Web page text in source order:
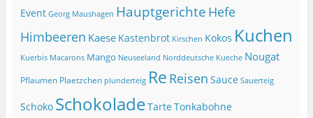
Event Georg Maushagen Hauptgerichte Hefe
Himbeeren Kaese Kastenbrot Kirschen Kokos Kuchen
Kuerbis Macarons Mango Neuseeland Norddeutsche Kueche Nougat
Pflaumen Plaetzchen plunderteig Re Reisen Sauce Sauerteig
Schoko SchokoladeTarteTonkabohne